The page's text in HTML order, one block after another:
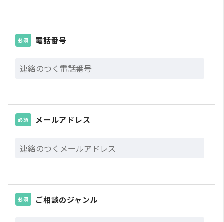
必須 電話番号
必須 メールアドレス
必須 ご相談のジャンル